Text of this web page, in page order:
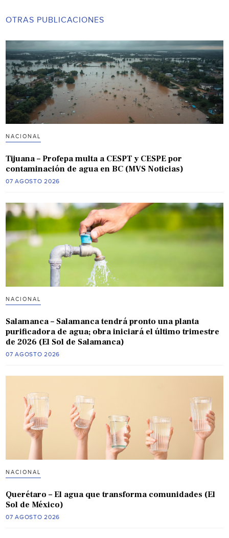
OTRAS PUBLICACIONES
NACIONAL
Tijuana – Profepa multa a CESPT y CESPE por
contaminación de agua en BC (MVS Noticias)
07 AGOSTO 2026
NACIONAL
Salamanca – Salamanca tendrá pronto una planta
purificadora de agua; obra iniciará el último trimestre
de 2026 (El Sol de Salamanca)
07 AGOSTO 2026
NACIONAL
Querétaro – El agua que transforma comunidades (El
Sol de México)
07 AGOSTO 2026